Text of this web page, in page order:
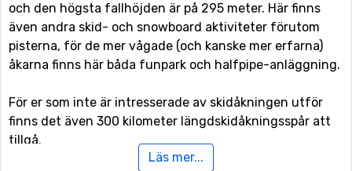
och den högsta fallhöjden är på 295 meter. Här finns
även andra skid- och snowboard aktiviteter förutom
pisterna, för de mer vågade (och kanske mer erfarna)
åkarna finns här båda funpark och halfpipe-anläggning.
För er som inte är intresserade av skidåkningen utför
finns det även 300 kilometer längdskidåkningsspår att
tillgå.
Läs mer...